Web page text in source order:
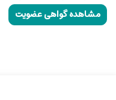
مشاهده گواهی عضویت